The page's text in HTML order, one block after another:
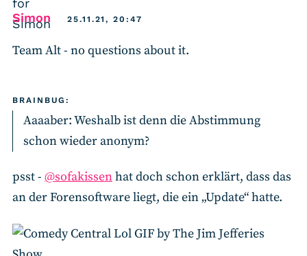
Simon says:25.11.21, 20:47
Team Alt - no questions about it.
BRAINBUG:
Aaaaber: Weshalb ist denn die Abstimmung
schon wieder anonym?
psst - @sofakissenhat doch schon erklärt, dass das
an der Forensoftware liegt, die ein „Update“ hatte.